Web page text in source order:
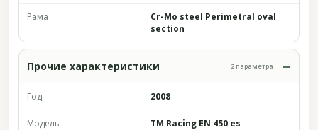
Рама
Cr-Mo steel Perimetral oval
section
Прочие характеристики 2 параметра
Год 2008
Модель TM Racing EN 450 es